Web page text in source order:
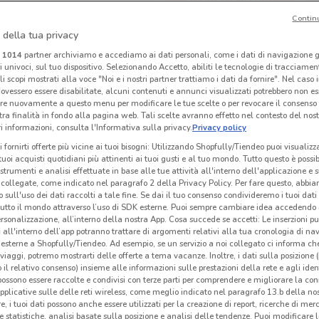
Kasanova
Scade giovedì 517 m
Gabel
Scade il 19/05 1.1 km
Barazza
Scade il 31/12 5.4 km
Fazzini
Scade il 31/12 9.1 km
della tua privacy
1014partner archiviamo e accediamo ai dati personali, come i dati di navigazione
sul tuo dispositivo. Selezionando Accetto, abiliti le tecnologie di
scopi mostrati alla voce "Noi e i nostri partner trattiamo i dati da fornire". Nel caso
essere disabilitate, alcuni contenuti e annunci visualizzati potrebbero non
nuovamente a questo menu per modificare le tue scelte o per revocare il
finalità in fondo alla pagina web. Tali scelte avranno effetto nel contesto del
informazioni, consulta l'Informativa sulla privacy.Privacy policy
fornirti offerte più vicine ai tuoi bisogni: Utilizzando Shopfully/Tiendeo puoi
acquisti quotidiani più attinenti ai tuoi gusti e al tuo mondo. Tutto questo è
e analisi effettuate in base alle tue attività all'interno dell'applicazione e
come indicato nel paragrafo 2 della Privacy Policy. Per fare questo,
sull'uso dei dati raccolti a tale fine. Se dai il tuo consenso condivideremo i tuoi dati
il mondo attraverso l’uso di SDK esterne. Puoi sempre cambiare idea accedendo
all’interno della nostra App. Cosa succede se accetti: Le inserzioni
all'interno dell’app potranno trattare di argomenti relativi alla tua cronologia di
a Shopfully/Tiendeo. Ad esempio, se un servizio a noi collegato ci informa
potremo mostrarti delle offerte a tema vacanze. Inoltre, i dati sulla posizione
il relativo consenso) insieme alle informazioni sulle prestazioni della rete e agli
essere raccolte e condivisi con terze parti per comprendere e migliorare la
sulle delle reti wireless, come meglio indicato nel paragrafo 13.b della
i tuoi dati possono anche essere utilizzati per la creazione di report, ricerche di
statistiche, analisi basate sulla posizione e analisi delle tendenze. Puoi modificare